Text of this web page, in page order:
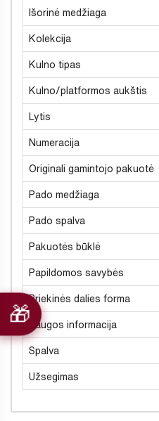
Išorinė medžiaga
Kolekcija
Kulno tipas
Kulno/platformos aukštis
Lytis
Numeracija
Originali gamintojo pakuotė
Pado medžiaga
Pado spalva
Pakuotės būklė
Papildomos savybės
Priekinės dalies forma
Saugos informacija
Spalva
Užsegimas